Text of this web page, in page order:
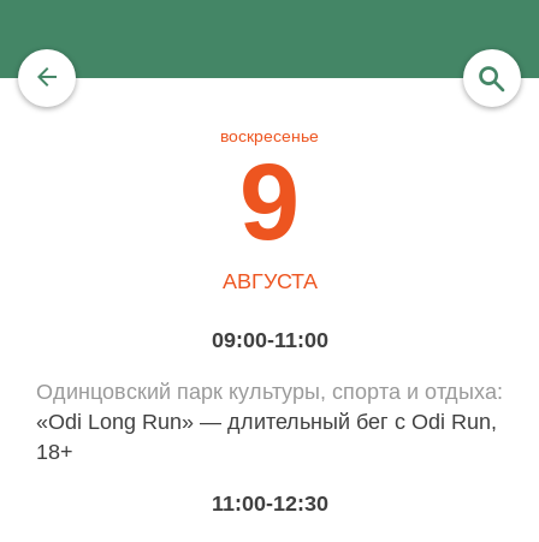
воскресенье
9
АВГУСТА
09:00-11:00
Одинцовский парк культуры, спорта и отдыха
«Odi Long Run» — длительный бег с Odi Run,
18+
11:00-12:30